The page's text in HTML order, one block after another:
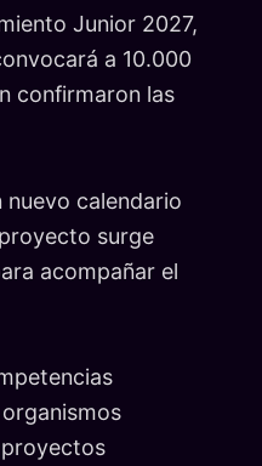
Junior 2027,
a 10.000
confirmaron las
calendario
surge
acompañar el